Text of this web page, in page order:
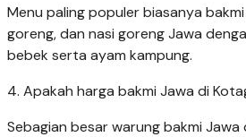
Menu paling populer biasanya
goreng, dan nasi goreng Jawa
bebek serta ayam kampung.
4. Apakah harga bakmi Jawa di
Sebagian besar warung bakmi Jawa